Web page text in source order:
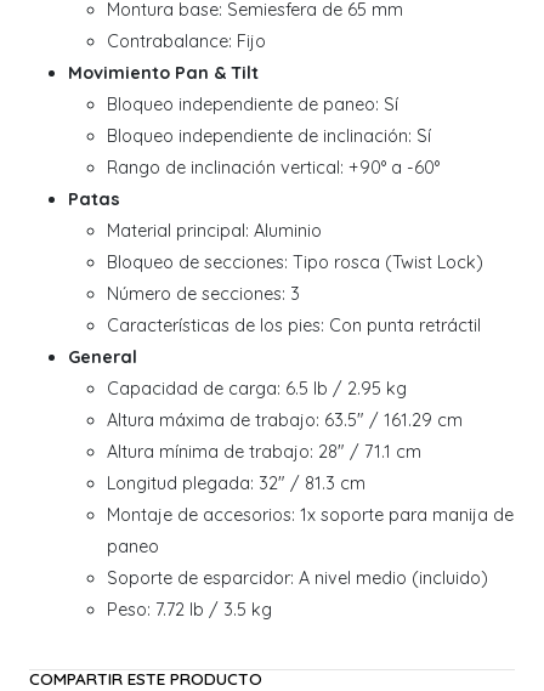
Montura base: Semiesfera de 65 mm
Contrabalance: Fijo
Movimiento Pan & Tilt
Bloqueo independiente de paneo: Sí
Bloqueo independiente de inclinación: Sí
Rango de inclinación vertical: +90° a -60°
Patas
Material principal: Aluminio
Bloqueo de secciones: Tipo rosca (Twist Lock)
Número de secciones: 3
Características de los pies: Con punta retráctil
General
Capacidad de carga: 6.5 lb / 2.95 kg
Altura máxima de trabajo: 63.5" / 161.29 cm
Altura mínima de trabajo: 28" / 71.1 cm
Longitud plegada: 32" / 81.3 cm
Montaje de accesorios: 1x soporte para manija de
paneo
Soporte de esparcidor: A nivel medio (incluido)
Peso: 7.72 lb / 3.5 kg
COMPARTIR ESTE PRODUCTO